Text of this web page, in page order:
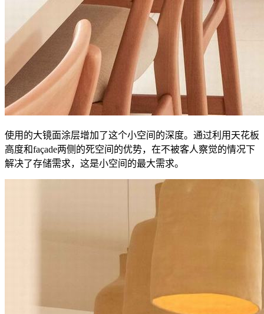
使用的大镜面涂层增加了这个小空间的深度。通过利用天花板
高度和façade两侧的死空间的优势，在不被客人察觉的情况下
解决了存储需求，这是小空间的最大需求。